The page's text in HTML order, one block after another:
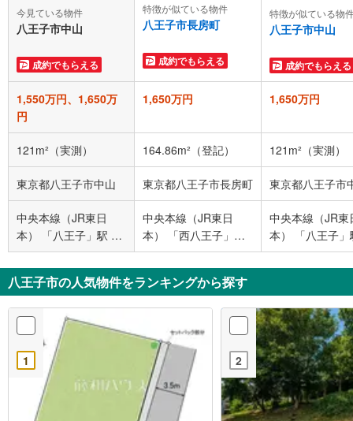
今見ている物件
八王子市中山
成約でもらえる
特徴が似ている物件
八王子市長房町
成約でもらえる
特徴が似ている物
八王子市中山
成約でもらえる
1,550万円、1,650万
円
1,650万円 1,650万円
121m²（実測） 164.86m²（登記） 121m²（実測）
東京都八王子市中山 東京都八王子市長房町 東京都八王子市
中央本線（JR東日
本） 「八王子」駅 バ
ス24分 白山神社 バス
停下車 徒歩13分
中央本線（JR東日
本） 「西八王子」駅
バス7分 カインズ八王
子長房店前 バス停下
車 徒歩11分
中央本線（JR東
本） 「八王子」
ス24分 白山神
停下車 徒歩13分
八王子市の人気物件をランキングから探す
1 2